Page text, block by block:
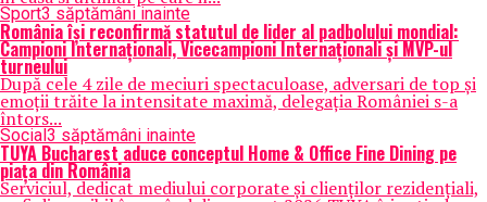
Sport3 săptămâni inainte
România își reconfirmă statutul de lider al padbolului mondial:
Campioni Internaționali, Vicecampioni Internaționali și MVP-ul
turneului
După cele 4 zile de meciuri spectaculoase, adversari de top și
emoții trăite la intensitate maximă, delegația României s-a
întors...
Social3 săptămâni inainte
TUYA Bucharest aduce conceptul Home & Office Fine Dining pe
piața din România
Serviciul, dedicat mediului corporate și clienților rezidențiali,